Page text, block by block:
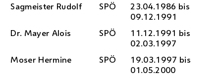
Sagmeister Rudolf
SPÖ
23.04.1986 bis
09.12.1991
Dr. Mayer Alois SPÖ
11.12.1991 bis
02.03.1997
Moser Hermine
SPÖ
19.03.1997 bis
01.05.2000